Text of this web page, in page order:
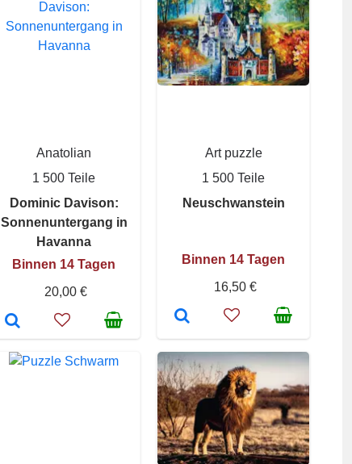
Anatolian
1 500 Teile
Dominic Davison:
Sonnenuntergang in
Havanna
Binnen 14 Tagen
20,00 €
Art puzzle
1 500 Teile
Neuschwanstein
Binnen 14 Tagen
16,50 €